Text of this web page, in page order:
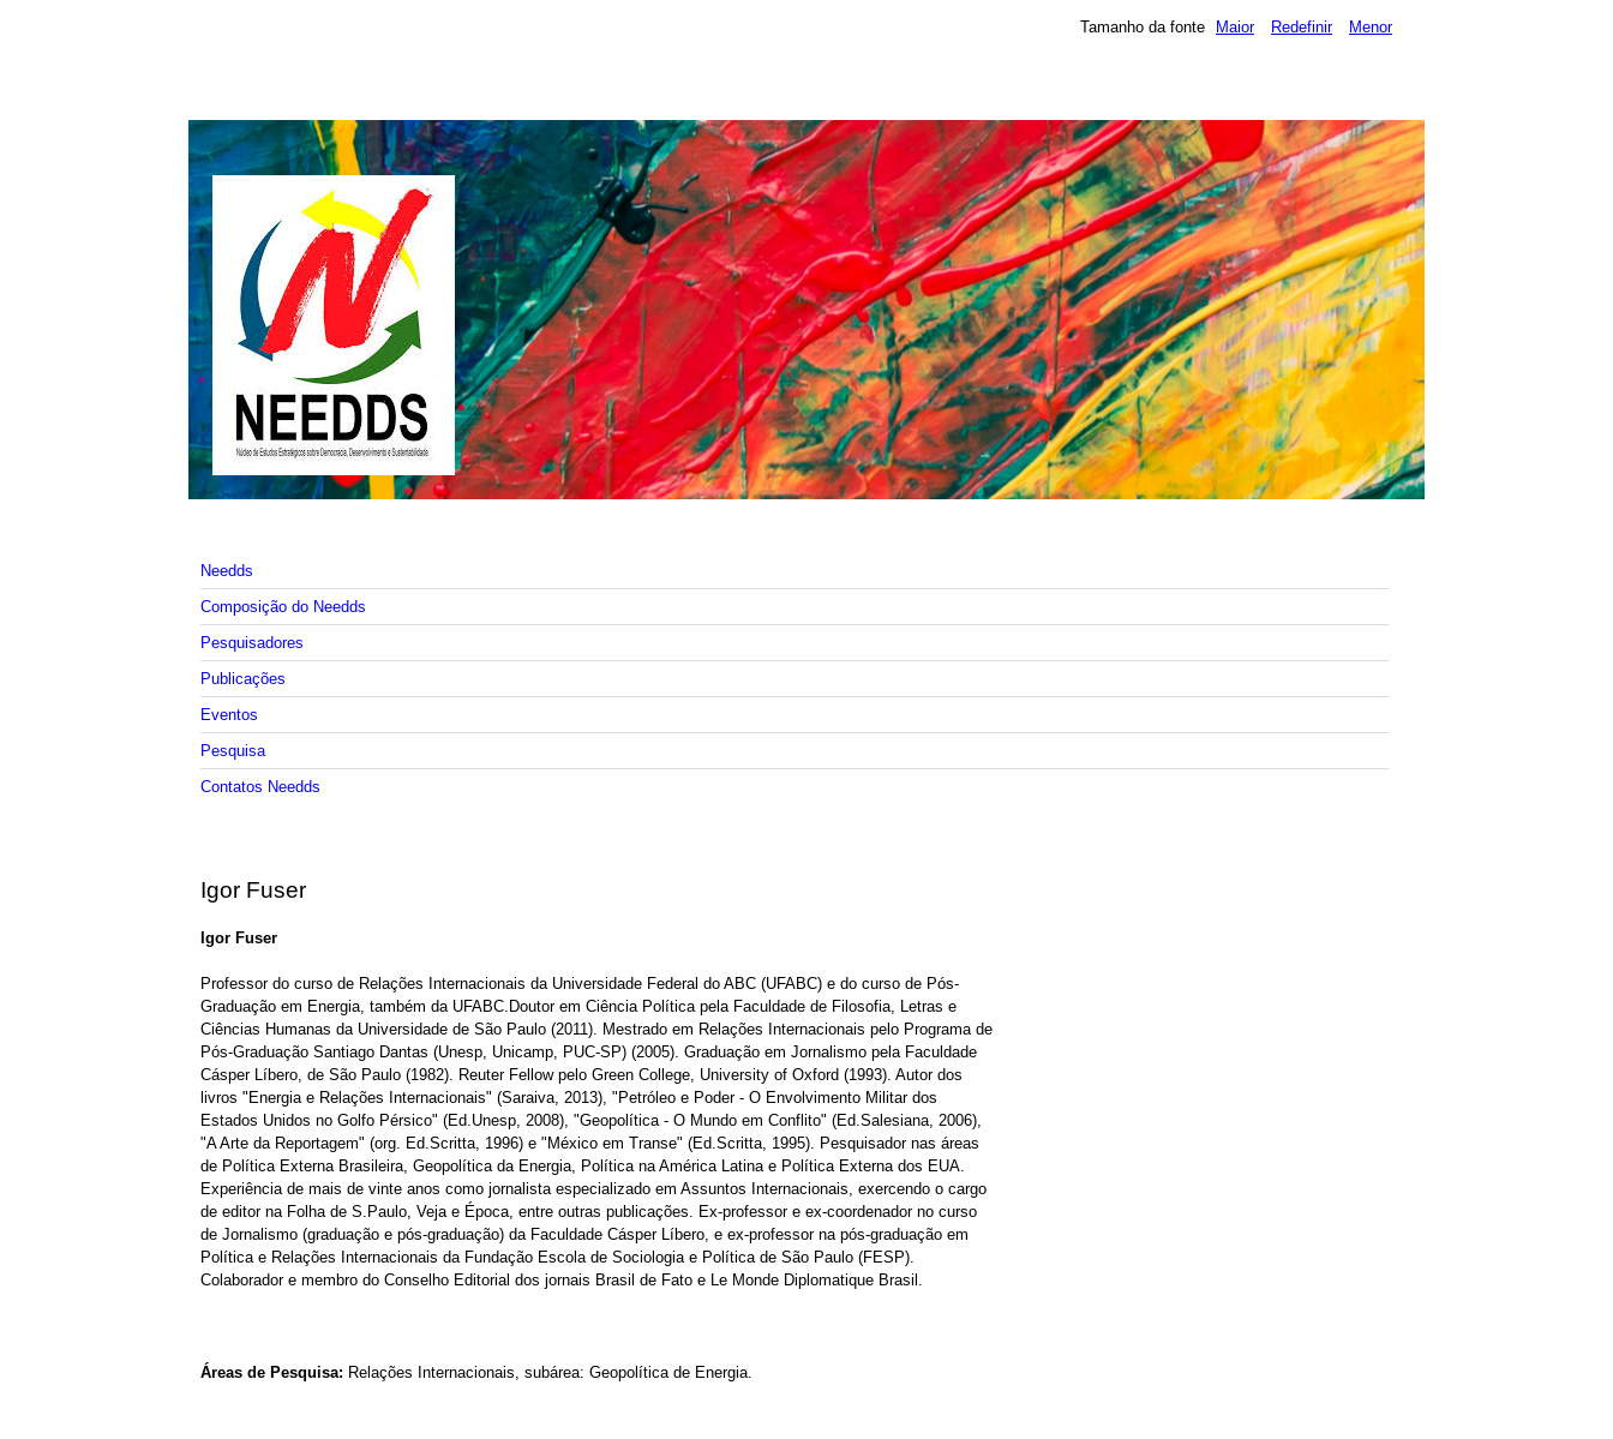
Tamanho da fonte Maior Redefinir Menor
Needds
Composição do Needds
Pesquisadores
Publicações
Eventos
Pesquisa
Contatos Needds
Igor Fuser
Igor Fuser
Professor do curso de Relações Internacionais da Universidade Federal do ABC (UFABC) e do curso de Pós-
Graduação em Energia, também da UFABC.Doutor em Ciência Política pela Faculdade de Filosofia, Letras e
Ciências Humanas da Universidade de São Paulo (2011). Mestrado em Relações Internacionais pelo Programa de
Pós-Graduação Santiago Dantas (Unesp, Unicamp, PUC-SP) (2005). Graduação em Jornalismo pela Faculdade
Cásper Líbero, de São Paulo (1982). Reuter Fellow pelo Green College, University of Oxford (1993). Autor dos
livros "Energia e Relações Internacionais" (Saraiva, 2013), "Petróleo e Poder - O Envolvimento Militar dos
Estados Unidos no Golfo Pérsico" (Ed.Unesp, 2008), "Geopolítica - O Mundo em Conflito" (Ed.Salesiana, 2006),
"A Arte da Reportagem" (org. Ed.Scritta, 1996) e "México em Transe" (Ed.Scritta, 1995). Pesquisador nas áreas
de Política Externa Brasileira, Geopolítica da Energia, Política na América Latina e Política Externa dos EUA.
Experiência de mais de vinte anos como jornalista especializado em Assuntos Internacionais, exercendo o cargo
de editor na Folha de S.Paulo, Veja e Época, entre outras publicações. Ex-professor e ex-coordenador no curso
de Jornalismo (graduação e pós-graduação) da Faculdade Cásper Líbero, e ex-professor na pós-graduação em
Política e Relações Internacionais da Fundação Escola de Sociologia e Política de São Paulo (FESP).
Colaborador e membro do Conselho Editorial dos jornais Brasil de Fato e Le Monde Diplomatique Brasil.
Áreas de Pesquisa: Relações Internacionais, subárea: Geopolítica de Energia.